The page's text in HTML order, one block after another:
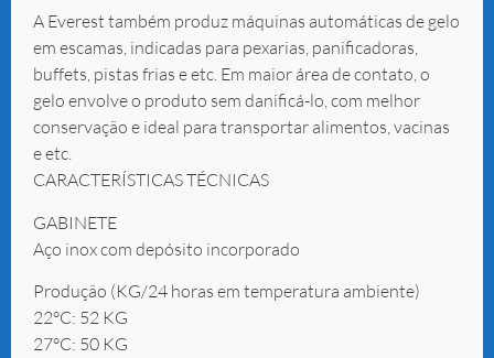
A Everest também produz máquinas automáticas de gelo
em escamas, indicadas para pexarias, panificadoras,
buffets, pistas frias e etc. Em maior área de contato, o
gelo envolve o produto sem danificá-lo, com melhor
conservação e ideal para transportar alimentos, vacinas
e etc.
CARACTERÍSTICAS TÉCNICAS
GABINETE
Aço inox com depósito incorporado
Produção (KG/24 horas em temperatura ambiente)
22°C: 52 KG
27°C: 50 KG